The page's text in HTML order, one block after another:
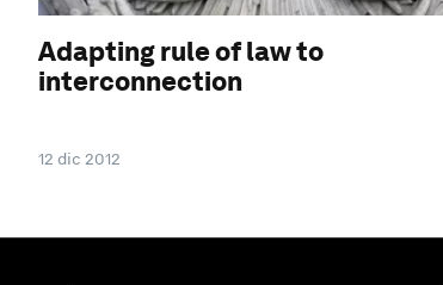
Adapting rule of law to
interconnection
12 dic 2012